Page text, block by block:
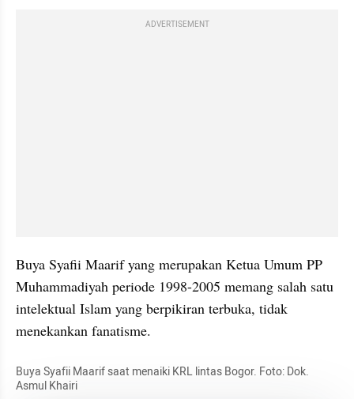
ADVERTISEMENT
Buya Syafii Maarif yang merupakan Ketua Umum PP
Muhammadiyah periode 1998-2005 memang salah satu
intelektual Islam yang berpikiran terbuka, tidak
menekankan fanatisme.
Buya Syafii Maarif saat menaiki KRL lintas Bogor. Foto: Dok.
Asmul Khairi